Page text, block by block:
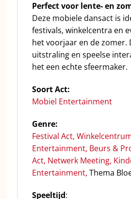
Perfect voor lente- en
Deze mobiele dansact is
festivals, winkelcentra en
het voorjaar en de zomer.
uitstraling en speelse
het een echte sfeermaker.
Soort Act:
Mobiel Entertainment
Genre:
Festival Act,
Entertainment, Beurs &
Act, Netwerk Meeting,
Entertainment, Thema
Speeltijd: